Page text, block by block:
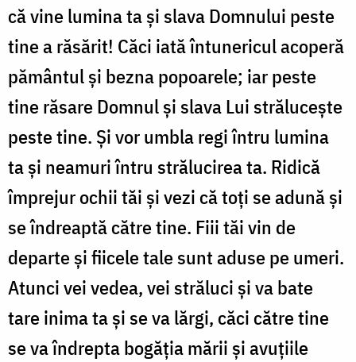
că vine lumina ta și slava Domnului peste
tine a răsărit! Căci iată întunericul acoperă
pământul și bezna popoarele; iar peste
tine răsare Domnul și slava Lui strălucește
peste tine. Și vor umbla regi întru lumina
ta și neamuri întru strălucirea ta. Ridică
împrejur ochii tăi și vezi că toți se adună și
se îndreaptă către tine. Fiii tăi vin de
departe și fiicele tale sunt aduse pe umeri.
Atunci vei vedea, vei străluci și va bate
tare inima ta și se va lărgi, căci către tine
se va îndrepta bogăția mării și avuțiile